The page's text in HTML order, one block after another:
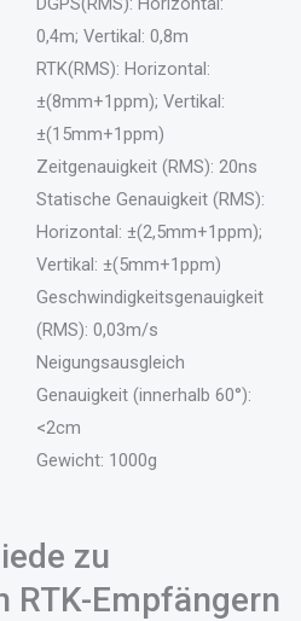
0,4m; Vertikal: 0,8m
RTK(RMS): Horizontal:
±(8mm+1ppm); Vertikal:
±(15mm+1ppm)
Zeitgenauigkeit (RMS): 20ns
Statische Genauigkeit (RMS):
Horizontal: ±(2,5mm+1ppm);
Vertikal: ±(5mm+1ppm)
Geschwindigkeitsgenauigkeit
(RMS): 0,03m/s
Neigungsausgleich
Genauigkeit (innerhalb 60°):
<2cm
Gewicht: 1000g
zu
RTK-Empfängern